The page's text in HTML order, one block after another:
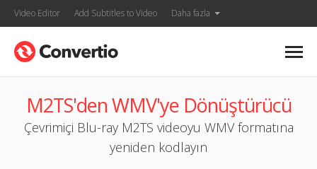
Video Editor Add Subtitles to Video Daha fazla
M2TS'den WMV'ye Dönüştürücü
Çevrimiçi Blu-ray M2TS videoyu WMV formatına
yeniden kodlayın